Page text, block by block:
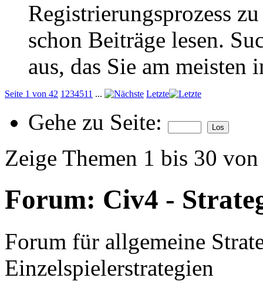
Registrierungsprozess
schon Beiträge lesen.
aus, das Sie am meisten
Seite 1 von 42 1 234511 ... Letzte
Gehe zu Seite:
Zeige Themen 1 bis 30
Forum: Civ4 -
Forum für allgemeine
Einzelspielerstrategien